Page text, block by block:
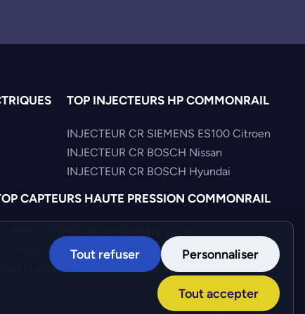
TOP INJECTEURS HP COMMONRAIL
INJECTEUR CR SIEMENS ES100 Citroen
INJECTEUR CR BOSCH Nissan
INJECTEUR CR BOSCH Hyundai
CAPTEURS HAUTE PRESSION COMMONRAIL
CAPTEUR PRESS COMMONRAIL Mercedes
CAPTEUR PRESS COMMONRAIL Fiat
Création :
Tout refuser Personnaliser
Tout accepter